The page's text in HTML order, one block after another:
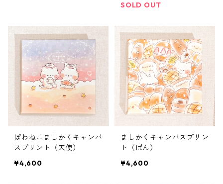
SOLD OUT
ぽわねこましかくキャンバ
スプリント（天使）
¥4,600
ましかくキャンバスプリン
ト（ぱん）
¥4,600